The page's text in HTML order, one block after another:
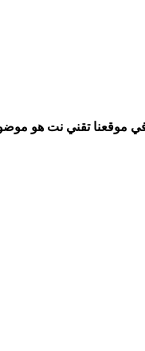
موقعنا تقني نت هو